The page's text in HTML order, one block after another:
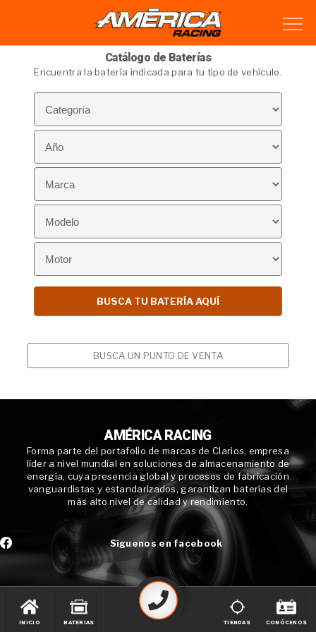
Catálogo de Baterías
Encuentra la batería indicada para tu tipo de vehículo.
BUSCA UN PUNTO DE VENTA
AMÉRICA RACING
Forma parte del portafolio de marcas de Clarios, empresa
líder a nivel mundial en soluciones de almacenamiento de
energía, cuya presencia global y procesos de fabricación
vanguardistas y estandarizados, garantizan baterías del
más alto nivel de calidad y rendimiento.
Síguenos en facebook
INICIO BATERIAS TIENDAS CONÓCENOS